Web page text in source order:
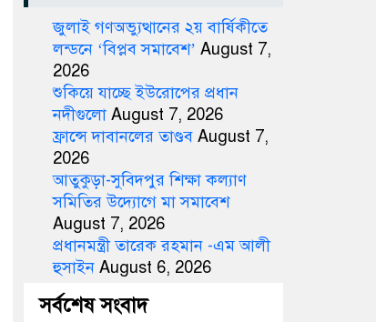
জুলাই গণঅভ্যুত্থানের ২য় বার্ষিকীতে
লন্ডনে ‘বিপ্লব সমাবেশ’ August 7,
2026
শুকিয়ে যাচ্ছে ইউরোপের প্রধান
নদীগুলো August 7, 2026
ফ্রান্সে দাবানলের তাণ্ডব August 7,
2026
আতুকুড়া-সুবিদপুর শিক্ষা কল্যাণ
সমিতির উদ্যোগে মা সমাবেশ
August 7, 2026
প্রধানমন্ত্রী তারেক রহমান -এম আলী
হুসাইন August 6, 2026
সর্বশেষ সংবাদ